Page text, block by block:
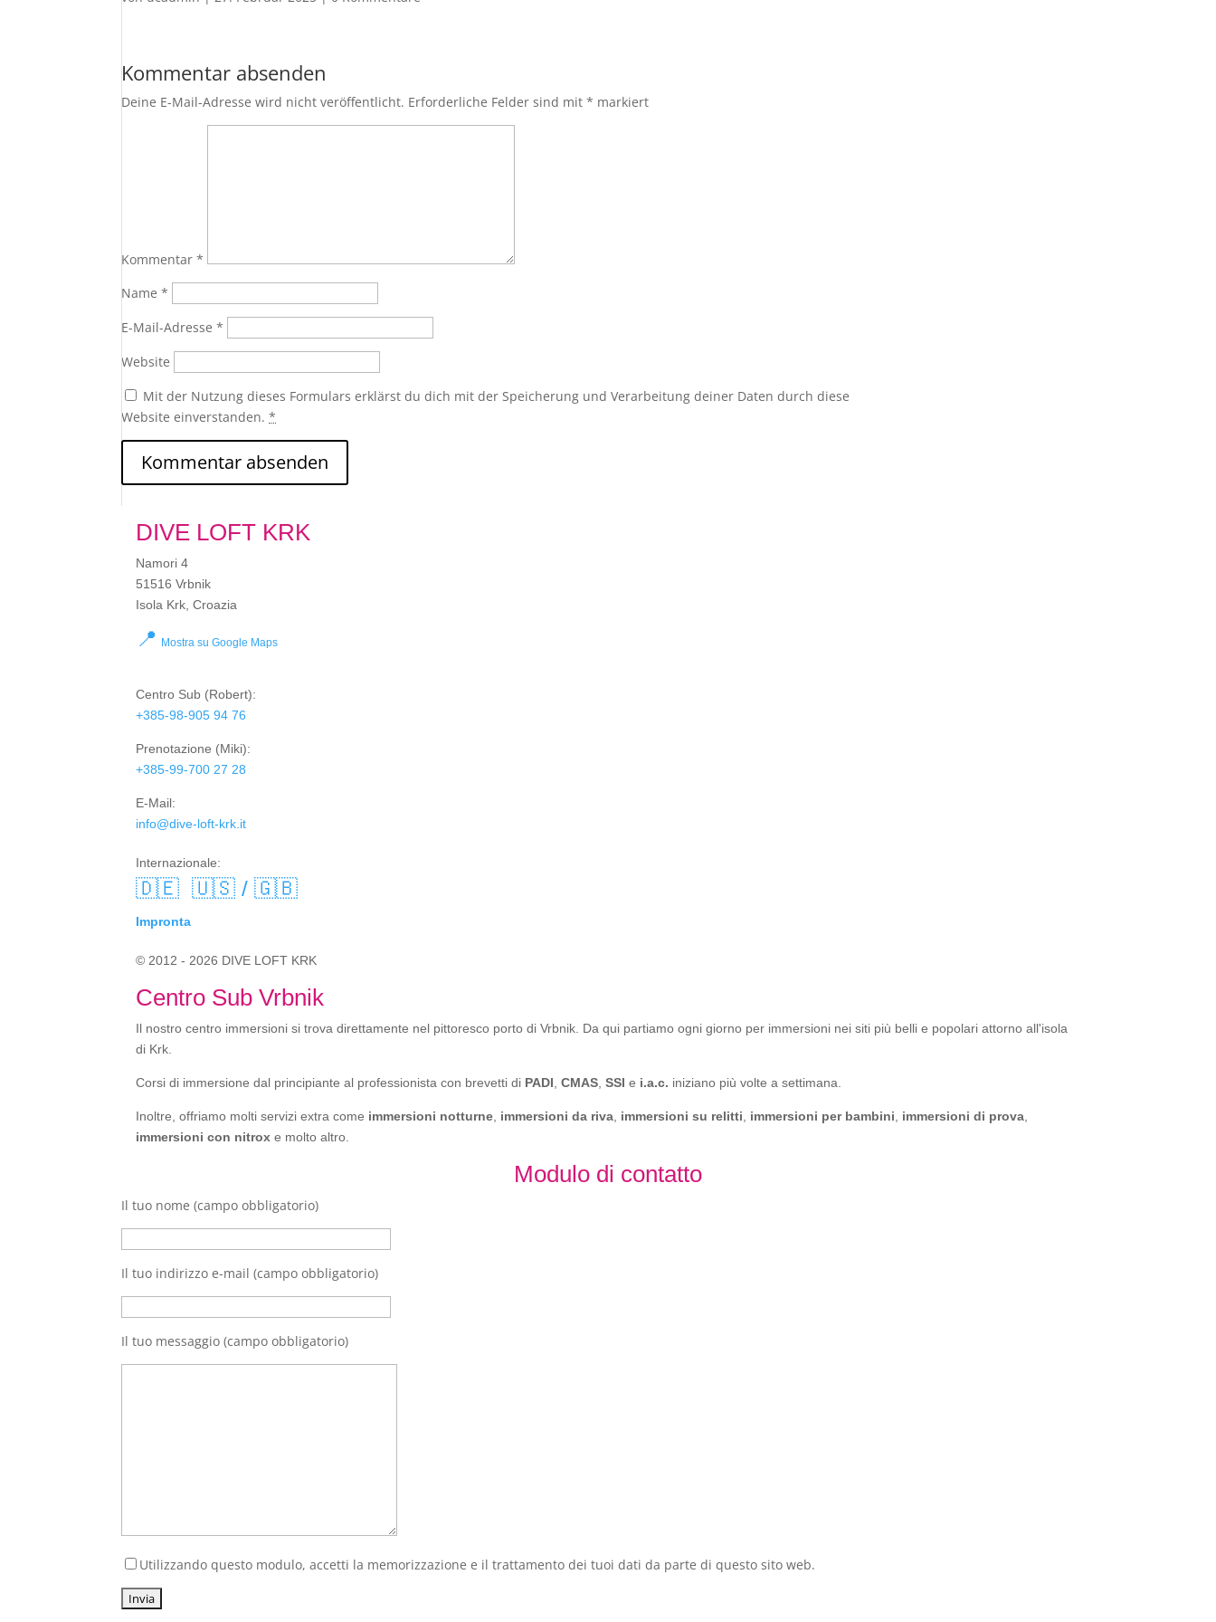
Kommentar absenden
Deine E-Mail-Adresse wird nicht veröffentlicht. Erforderliche Felder sind mit* markiert
Kommentar*
Name*
E-Mail-Adresse*
Website
Mit der Nutzung dieses Formulars erklärst du dich mit der Speicherung und Verarbeitung deiner Daten durch diese
Website einverstanden.*
DIVE LOFT KRK
Namori 4
51516 Vrbnik
Isola Krk, Croazia
📍 Mostra su Google Maps
Centro Sub (Robert):
+385-98-905 94 76
Prenotazione (Miki):
+385-99-700 27 28
E-Mail:
info@dive-loft-krk.it
Internazionale:
🇩🇪 🇺🇸 / 🇬🇧
Impronta
© 2012 - 2026 DIVE LOFT KRK
Centro Sub Vrbnik
Il nostro centro immersioni si trova direttamente nel pittoresco porto di Vrbnik. Da qui partiamo ogni giorno per immersioni nei siti più belli e popolari attorno all'isola
di Krk.
Corsi di immersione dal principiante al professionista con brevetti di PADI ,CMAS ,SSI e i.a.c. iniziano più volte a settimana.
Inoltre, offriamo molti servizi extra come immersioni notturne immersioni da riva immersioni su relitti immersioni per bambini immersioni di prova
immersioni con nitrox e molto altro.
Modulo di contatto
Il tuo nome (campo obbligatorio)
Il tuo indirizzo e-mail (campo obbligatorio)
Il tuo messaggio (campo obbligatorio)
Utilizzando questo modulo, accetti la memorizzazione e il trattamento dei tuoi dati da parte di questo sito web.